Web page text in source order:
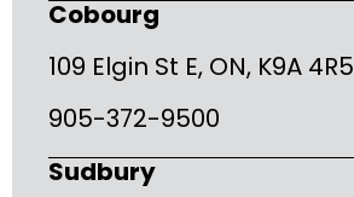
Cobourg
109 Elgin St E, ON, K9A 4R5
905-372-9500
Sudbury